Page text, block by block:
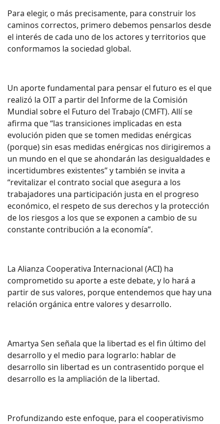
Para elegir, o más precisamente, para construir los
caminos correctos, primero debemos pensarlos desde
el interés de cada uno de los actores y territorios que
conformamos la sociedad global.
Un aporte fundamental para pensar el futuro es el que
realizó la OIT a partir del Informe de la Comisión
Mundial sobre el Futuro del Trabajo (CMFT). Allí se
afirma que “las transiciones implicadas en esta
evolución piden que se tomen medidas enérgicas
(porque) sin esas medidas enérgicas nos dirigiremos a
un mundo en el que se ahondarán las desigualdades e
incertidumbres existentes” y también se invita a
“revitalizar el contrato social que asegura a los
trabajadores una participación justa en el progreso
económico, el respeto de sus derechos y la protección
de los riesgos a los que se exponen a cambio de su
constante contribución a la economía”.
La Alianza Cooperativa Internacional (ACI) ha
comprometido su aporte a este debate, y lo hará a
partir de sus valores, porque entendemos que hay una
relación orgánica entre valores y desarrollo.
Amartya Sen señala que la libertad es el fin último del
desarrollo y el medio para lograrlo: hablar de
desarrollo sin libertad es un contrasentido porque el
desarrollo es la ampliación de la libertad.
Profundizando este enfoque, para el cooperativismo